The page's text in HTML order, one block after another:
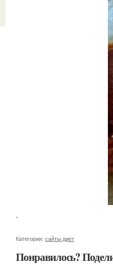
.
Категории: сайты диет
Понравилось?